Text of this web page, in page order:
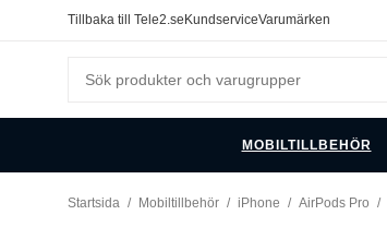
Tillbaka till Tele2.se KundserviceVarumärken
MOBILTILLBEHÖR
Startsida / Mobiltillbehör / iPhone / AirPods Pro /